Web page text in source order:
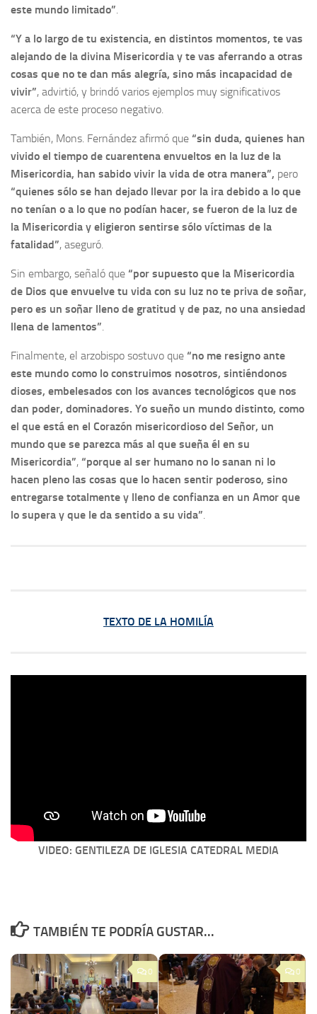
este mundo limitado”.
“Y a lo largo de tu existencia, en distintos momentos, te vas
alejando de la divina Misericordia y te vas aferrando a otras
cosas que no te dan más alegría, sino más incapacidad de
vivir”, advirtió, y brindó varios ejemplos muy significativos
acerca de este proceso negativo.
También, Mons. Fernández afirmó que “sin duda, quienes han
vivido el tiempo de cuarentena envueltos en la luz de la
Misericordia, han sabido vivir la vida de otra manera”, pero
“quienes sólo se han dejado llevar por la ira debido a lo que
no tenían o a lo que no podían hacer, se fueron de la luz de
la Misericordia y eligieron sentirse sólo víctimas de la
fatalidad”, aseguró.
Sin embargo, señaló que “por supuesto que la Misericordia
de Dios que envuelve tu vida con su luz no te priva de soñar,
pero es un soñar lleno de gratitud y de paz, no una ansiedad
llena de lamentos”
Finalmente, el arzobispo sostuvo que “no me resigno ante
este mundo como lo construimos nosotros, sintiéndonos
dioses, embelesados con los avances tecnológicos que nos
dan poder, dominadores. Yo sueño un mundo distinto, como
el que está en el Corazón misericordioso del Señor, un
mundo que se parezca más al que sueña él en su
Misericordia”, “porque al ser humano no lo sanan ni lo
hacen pleno las cosas que lo hacen sentir poderoso, sino
entregarse totalmente y lleno de confianza en un Amor que
lo supera y que le da sentido a su vida”
TEXTO DE LA HOMILÍA
VIDEO: GENTILEZA DE IGLESIA CATEDRAL MEDIA
TAMBIÉN TE PODRÍA GUSTAR...
0 0